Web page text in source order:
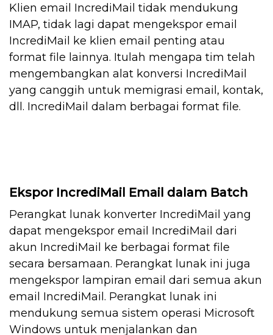
Klien email IncrediMail tidak mendukung
IMAP, tidak lagi dapat mengekspor email
IncrediMail ke klien email penting atau
format file lainnya. Itulah mengapa tim telah
mengembangkan alat konversi IncrediMail
yang canggih untuk memigrasi email, kontak,
dll. IncrediMail dalam berbagai format file.
Ekspor IncrediMail Email dalam Batch
Perangkat lunak konverter IncrediMail yang
dapat mengekspor email IncrediMail dari
akun IncrediMail ke berbagai format file
secara bersamaan. Perangkat lunak ini juga
mengekspor lampiran email dari semua akun
email IncrediMail. Perangkat lunak ini
mendukung semua sistem operasi Microsoft
Windows untuk menjalankan dan